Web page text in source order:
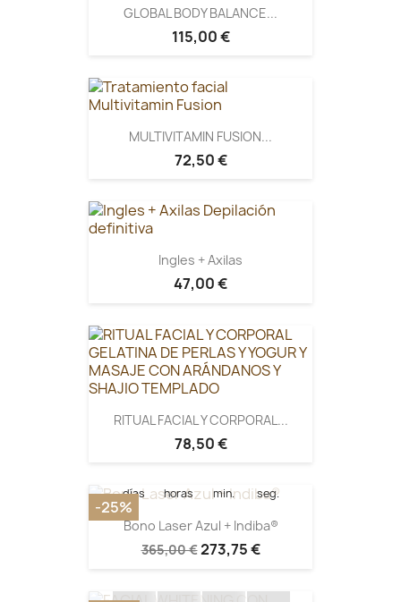
GLOBAL BODY BALANCE...
115,00 €
MULTIVITAMIN FUSION...
72,50 €
Ingles + Axilas
47,00 €
RITUAL FACIAL Y CORPORAL...
78,50 €
Quedan:
días
10
horas
12
min. seg.
Bono Laser Azul + Indiba®
365,00 €273,75 €
-25%
Quedan: